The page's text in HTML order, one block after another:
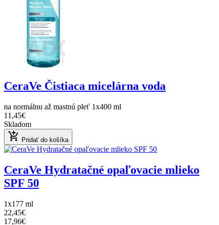
CeraVe Čistiaca micelárna voda
na normálnu až mastnú pleť 1x400 ml
11,45€
Skladom
add_shopping_cart Pridať do košíka
CeraVe Hydratačné opaľovacie mlieko
SPF 50
1x177 ml
22,45€
17,96€